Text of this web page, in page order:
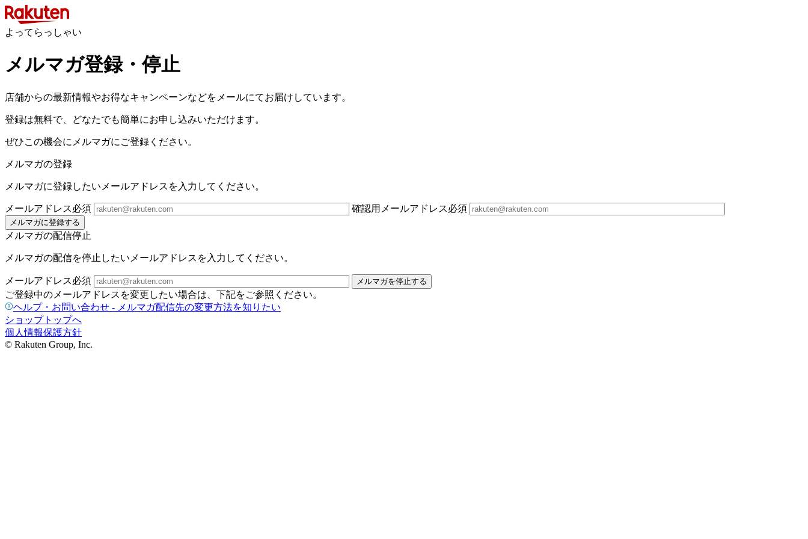
よってらっしゃい
メルマガ登録・停止
店舗からの最新情報やお得なキャンペーンなどをメールにてお届けしています。
登録は無料で、どなたでも簡単にお申し込みいただけます。
ぜひこの機会にメルマガにご登録ください。
メルマガの登録
メルマガに登録したいメールアドレスを入力してください。
メールアドレス必須 確認用メールアドレス必須
メルマガに登録する
メルマガの配信停止
メルマガの配信を停止したいメールアドレスを入力してください。
メールアドレス必須 メルマガを停止する
ご登録中のメールアドレスを変更したい場合は、下記をご参照ください。
ヘルプ・お問い合わせ - メルマガ配信先の変更方法を知りたい
ショップトップへ
個人情報保護方針
© Rakuten Group, Inc.